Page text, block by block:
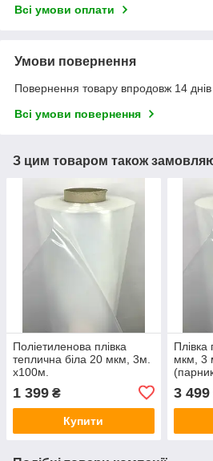
Всі умови оплати
Умови повернення
Повернення товару впродовж 14
Всі умови повернення
З цим товаром також
Поліетиленова плівка
теплична біла 20 мкм, 3м.
х100м.
1 399 ₴
Купити
Плівка
мкм, 3
3 499